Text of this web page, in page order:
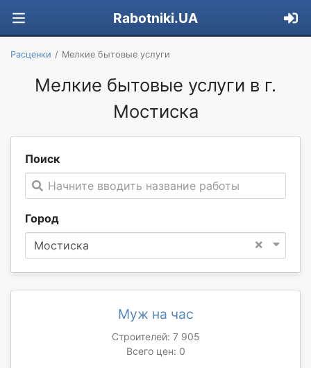
Rabotniki.UA
Расценки Мелкие бытовые услуги
Мелкие бытовые услуги в г.
Мостиска
Поиск
Начните вводить название работы
Город
×
Мостиска
Муж на час
Строителей: 7 905
Всего цен: 0